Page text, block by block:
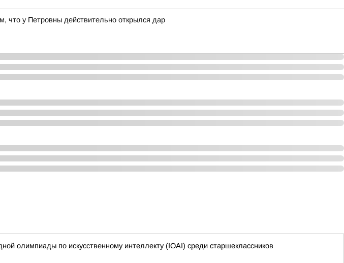
что у Петровны действительно открылся дар
олимпиады по искусственному интеллекту (IOAI) среди старшеклассников